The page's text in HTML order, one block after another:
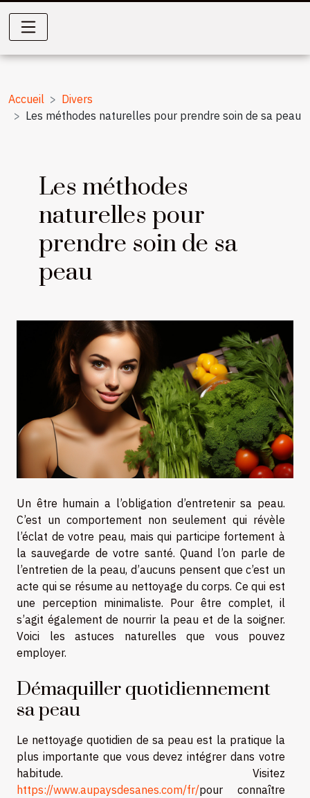
Accueil
Divers
Les méthodes naturelles pour prendre soin de sa peau
Les méthodes
naturelles pour
prendre soin de sa
peau
Un être humain a l’obligation d’entretenir sa peau.
C’est un comportement non seulement qui révèle
l’éclat de votre peau, mais qui participe fortement à
la sauvegarde de votre santé. Quand l’on parle de
l’entretien de la peau, d’aucuns pensent que c’est un
acte qui se résume au nettoyage du corps. Ce qui est
une perception minimaliste. Pour être complet, il
s’agit également de nourrir la peau et de la soigner.
Voici les astuces naturelles que vous pouvez
employer.
Démaquiller quotidiennement
sa peau
Le nettoyage quotidien de sa peau est la pratique la
plus importante que vous devez intégrer dans votre
habitude. Visitez
https://www.aupaysdesanes.com/fr/pour connaître